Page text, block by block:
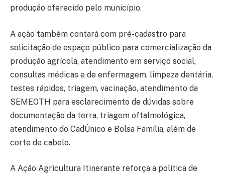
produção oferecido pelo município.
A ação também contará com pré-cadastro para
solicitação de espaço público para comercialização da
produção agrícola, atendimento em serviço social,
consultas médicas e de enfermagem, limpeza dentária,
testes rápidos, triagem, vacinação, atendimento da
SEMEOTH para esclarecimento de dúvidas sobre
documentação da terra, triagem oftalmológica,
atendimento do CadÚnico e Bolsa Família, além de
corte de cabelo.
A Ação Agricultura Itinerante reforça a política de